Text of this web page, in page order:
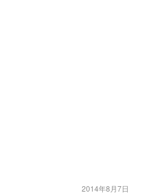
2014年8月7日